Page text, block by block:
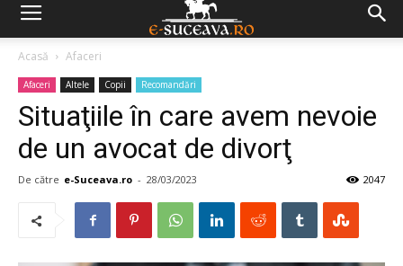
Acasă Afaceri
Afaceri Altele Copii Recomandări
Situaţiile în care avem nevoie
de un avocat de divorţ
De către e-Suceava.ro - 28/03/2023 2047